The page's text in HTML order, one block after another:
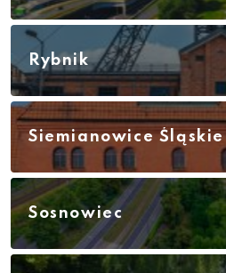
Rybnik
Siemianowice Śląskie
Sosnowiec